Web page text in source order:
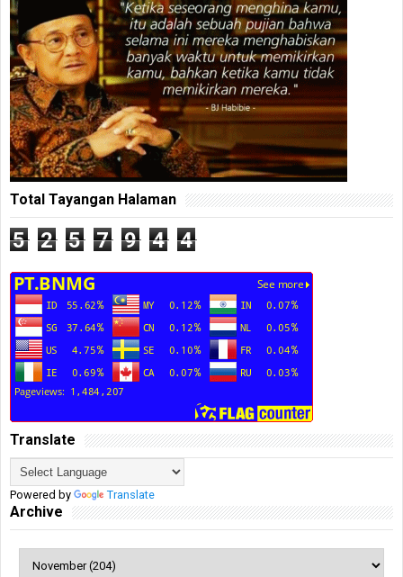
Total Tayangan Halaman
5 2 5 7 9 4 4
Translate
Powered by Translate
Archive